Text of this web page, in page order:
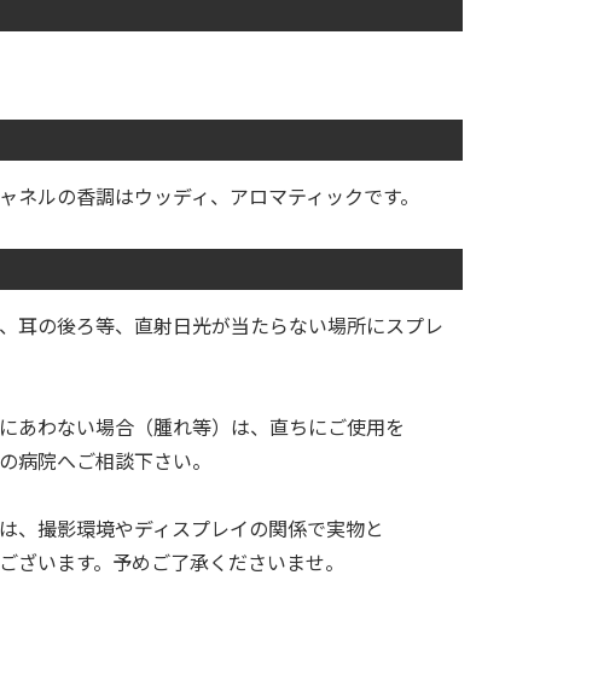
ネルの香調はウッディ、アロマティックです。
耳の後ろ等、直射日光が当たらない場所にスプレ
あわない場合（腫れ等）は、直ちにご使用を
病院へご相談下さい。
、撮影環境やディスプレイの関係で実物と
ざいます。予めご了承くださいませ。